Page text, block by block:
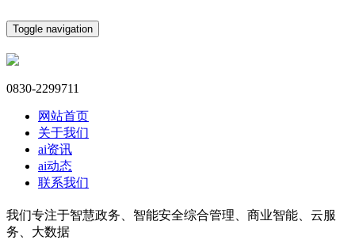
Toggle navigation
0830-2299711
网站首页
关于我们
ai资讯
ai动态
联系我们
我们专注于智慧政务、智能安全综合管理、商业智能、云服
务、大数据